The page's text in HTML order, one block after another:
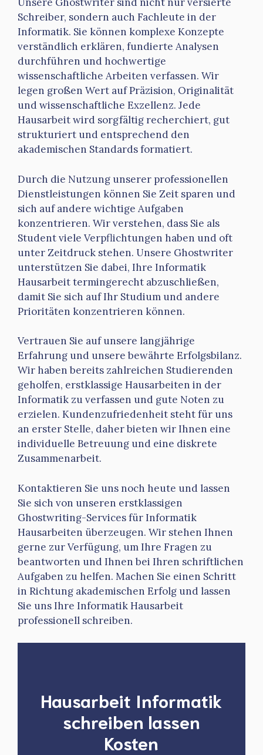
Schreiber, sondern auch Fachleute in der
Informatik. Sie können komplexe Konzepte
verständlich erklären, fundierte Analysen
durchführen und hochwertige
wissenschaftliche Arbeiten verfassen. Wir
legen großen Wert auf Präzision, Originalität
und wissenschaftliche Exzellenz. Jede
Hausarbeit wird sorgfältig recherchiert, gut
strukturiert und entsprechend den
akademischen Standards formatiert.
Durch die Nutzung unserer professionellen
Dienstleistungen können Sie Zeit sparen und
sich auf andere wichtige Aufgaben
konzentrieren. Wir verstehen, dass Sie als
Student viele Verpflichtungen haben und oft
unter Zeitdruck stehen. Unsere Ghostwriter
unterstützen Sie dabei, Ihre Informatik
Hausarbeit termingerecht abzuschließen,
damit Sie sich auf Ihr Studium und andere
Prioritäten konzentrieren können.
Vertrauen Sie auf unsere langjährige
Erfahrung und unsere bewährte Erfolgsbilanz.
Wir haben bereits zahlreichen Studierenden
geholfen, erstklassige Hausarbeiten in der
Informatik zu verfassen und gute Noten zu
erzielen. Kundenzufriedenheit steht für uns
an erster Stelle, daher bieten wir Ihnen eine
individuelle Betreuung und eine diskrete
Zusammenarbeit.
Kontaktieren Sie uns noch heute und lassen
Sie sich von unseren erstklassigen
Ghostwriting-Services für Informatik
Hausarbeiten überzeugen. Wir stehen Ihnen
gerne zur Verfügung, um Ihre Fragen zu
beantworten und Ihnen bei Ihren schriftlichen
Aufgaben zu helfen. Machen Sie einen Schritt
in Richtung akademischen Erfolg und lassen
Sie uns Ihre Informatik Hausarbeit
professionell schreiben.
Hausarbeit Informatik
schreiben lassen
Kosten